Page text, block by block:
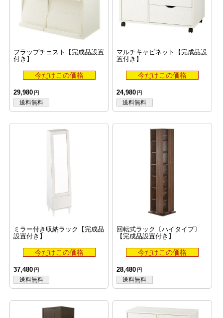
フラップチェスト【完成品設置
付き】
29,980
マルチキャビネット【完成品設
置付き】
24,980
ミラー付き収納ラック【完成品
設置付き】
37,480
回転式ラック〔ハイタイプ〕
【完成品設置付き】
28,480